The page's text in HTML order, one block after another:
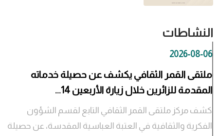
النشاطات
2026-08-06
ملتقى القمر الثقافي يكشف عن حصيلة خدماته
المقدمة للزائرين خلال زيارة الأربعين 14...
كشف مركز ملتقى القمر الثقافي التابع لقسم الشؤون
الفكرية والثقافية في العتبة العباسية المقدسة، عن حصيلة